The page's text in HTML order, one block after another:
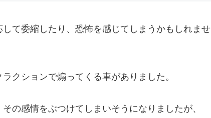
て委縮したり、恐怖を感じてしまうかもしれませ
クションで煽ってくる車がありました。
の感情をぶつけてしまいそうになりましたが、